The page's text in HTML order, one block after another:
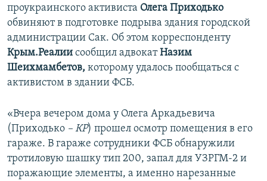
проукраинского активиста Олега Приходько
обвиняют в подготовке подрыва здания городской
администрации Сак. Об этом корреспонденту
Крым.Реалии сообщил адвокатНазим
Шеихмамбетов, которому удалось пообщаться с
активистом в здании ФСБ.
«Вчера вечером дома у Олега Аркадьевича
(Приходько – КР) прошел осмотр помещения в его
гараже. В гараже сотрудники ФСБ обнаружили
тротиловую шашку тип 200, запал для УЗРГМ-2 и
поражающие элементы, а именно нарезанные